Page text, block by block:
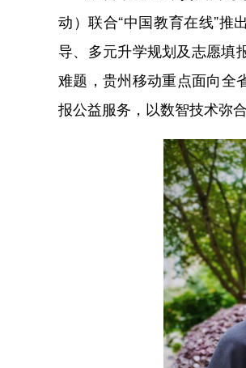
动）联合“中国教育在线”推
导、多元升学规划及志愿填
难题，贵州移动重点面向全
报公益服务，以数智技术弥